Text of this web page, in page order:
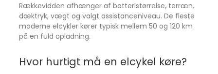
Rækkevidden afhænger af batteristørrelse, terræn,
dæktryk, vægt og valgt assistanceniveau. De fleste
moderne elcykler kører typisk mellem 50 og 120 km
på en fuld opladning.
Hvor hurtigt må en elcykel køre?